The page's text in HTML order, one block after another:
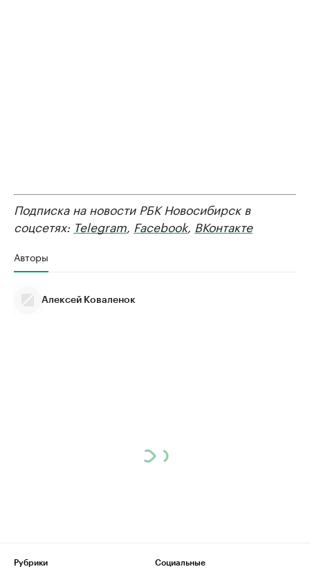
Подписка на новости РБК Новосибирск в
соцсетях: Telegram Facebook, ВКонтакте
Авторы
Алексей Коваленок
Рубрики
Социальные